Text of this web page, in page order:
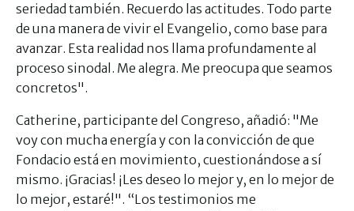
seriedad también. Recuerdo las actitudes. Todo parte
de una manera de vivir el Evangelio, como base para
avanzar. Esta realidad nos llama profundamente al
proceso sinodal. Me alegra. Me preocupa que seamos
concretos".
Catherine, participante del Congreso, añadió: "Me
voy con mucha energía y con la convicción de que
Fondacio está en movimiento, cuestionándose a sí
mismo. ¡Gracias! ¡Les deseo lo mejor y, en lo mejor de
lo mejor, estaré!". “Los testimonios me